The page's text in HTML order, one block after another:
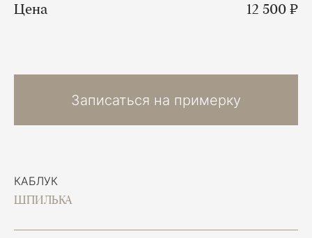
КАБЛУК
ШПИЛЬКА
Цена 12 500 ₽
Записаться на примерку